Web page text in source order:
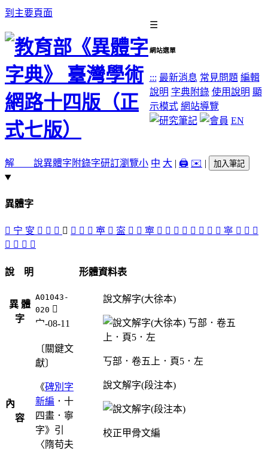
到主要頁面
☰
網站選單
::: 最新消息 常見問題 編輯
說明 字典附錄 使用說明 顯
示模式 網站導覽
EN
解 說異體字 附錄字研訂瀏覽小 中 大 | 🖨️ ✉️ | 加入筆記
異體字
󱜙 宁 㝕 󱜊 󱜖 󱜜 󱜓 󱜕 󱜗 󱜔 𡨴 󱜘 寍 󱜑 󱜛 寕 󱜐 󱜝 𡩬 寜 󱜏 󱜋 󱜎 󱜒 寧 󱜈 󱜚 󱜉
𡬛 󱜍 󱜇 󱜌
說 明
異 體
字
A01043-
020 󱜓
宀-08-11
內
容
〔關鍵文
獻〕
《碑別字
新編 ．十
四畫．寧
字》引
〈隋苟夫
形體資料表
說文解字(大徐本)
丂部．卷五上．頁5．左
說文解字(段注本)
校正甲骨文編